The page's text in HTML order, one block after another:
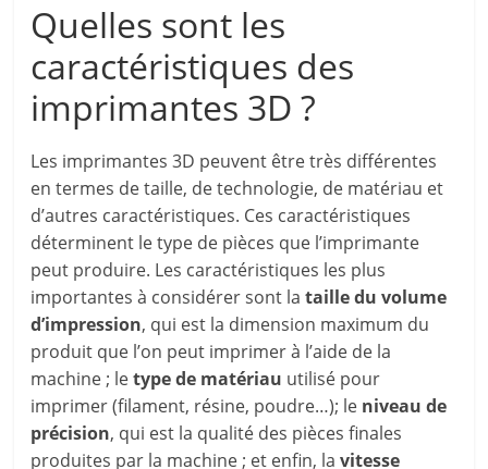
Quelles sont les
caractéristiques des
imprimantes 3D ?
Les imprimantes 3D peuvent être très différentes
en termes de taille, de technologie, de matériau et
d’autres caractéristiques. Ces caractéristiques
déterminent le type de pièces que l’imprimante
peut produire. Les caractéristiques les plus
importantes à considérer sont lataille du volume
d’impression, qui est la dimension maximum du
produit que l’on peut imprimer à l’aide de la
machine ; letype de matériau utilisé pour
imprimer (filament, résine, poudre…); le niveau de
précision, qui est la qualité des pièces finales
produites par la machine ; et enfin, lavitesse